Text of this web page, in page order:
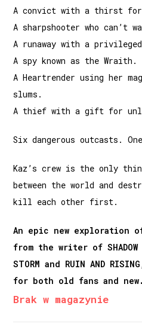
A convict with a thirst for
A sharpshooter who can’t
A runaway with a
A spy known as the Wraith.
A Heartrender using her
slums.
A thief with a gift for
Six dangerous outcasts.
Kaz’s crew is the only
between the world and
kill each other first.
An epic new exploration
from the writer of SHADOW
STORM and RUIN AND
for both old fans and new.
Brak w magazynie